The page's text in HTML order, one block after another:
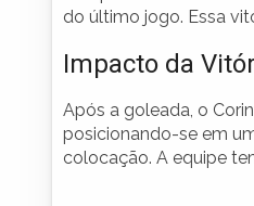
do último jogo. Essa
Impacto da
Após a goleada, o
posicionando-se em
colocação. A equipe